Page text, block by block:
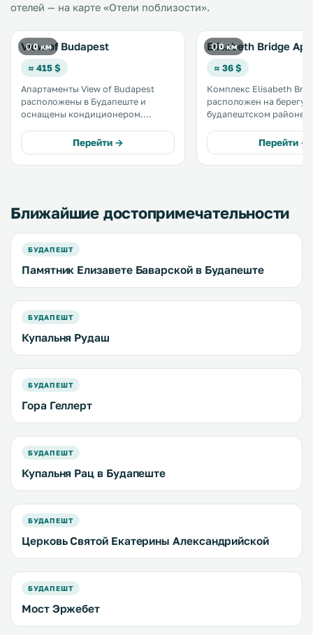
отелей — на карте «Отели поблизости».
0 км
View of Budapest
≈ 415 $
Апартаменты View of Budapest
расположены в Будапеште и
оснащены кондиционером.
видом на реку. К услугам гостей
также балкон и терраса для
загара. В апартаментах работает
Перейти →
0 км
Elisabeth Bridge
≈ 36 $
Комплекс Elisabeth
расположен на берегу
будапештском районе
услугам гостей
декорированные
бесплатным Wi-Fi. .
Перейти →
Ближайшие достопримечательности
БУДАПЕШТ
Памятник Елизавете Баварской в Будапеште
БУДАПЕШТ
Купальня Рудаш
БУДАПЕШТ
Гора Геллерт
БУДАПЕШТ
Купальня Рац в Будапеште
БУДАПЕШТ
Церковь Святой Екатерины Александрийской
БУДАПЕШТ
Мост Эржебет